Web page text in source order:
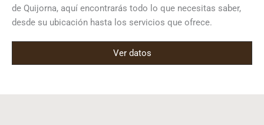
de Quijorna, aquí encontrarás todo lo que necesitas saber,
desde su ubicación hasta los servicios que ofrece.
Ver datos